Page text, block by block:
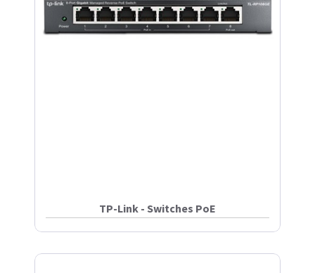
TP-Link - Switches PoE